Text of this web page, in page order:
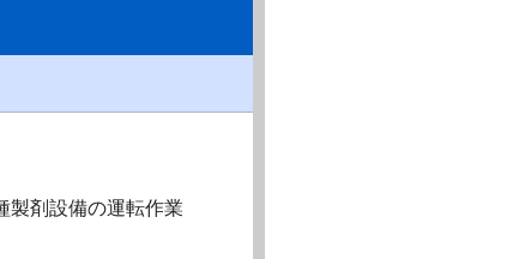
製剤設備の運転作業